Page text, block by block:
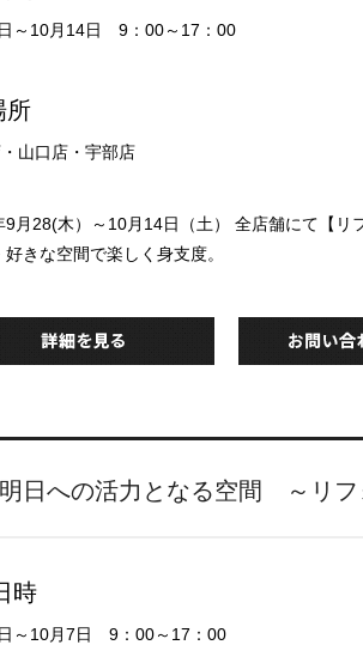
～10月14日 9：00～17：00
所
山口店・宇部店
9月28(木）～10月14日（土） 全店舗にて【リ
きな空間で楽しく身支度。
明日への活力となる空間 ～リフ
時
～10月7日 9：00～17：00